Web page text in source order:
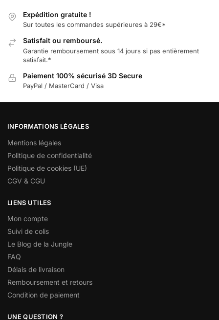
Expédition gratuite !
Sur toutes les commandes supérieures à 29€*
Satisfait ou remboursé.
Garantie remboursement sous 14 jours si pas entièrement
satisfait.*
Paiement 100% sécurisé 3D Secure
PayPal / MasterCard / Visa
INFORMATIONS LÉGALES
Mentions légales
Politique de confidentialité
Politique de cookies (UE)
CGV & CGU
LIENS UTILES
Mon compte
Suivi de colis
Le Blog de la Jungle
FAQ
Délais de livraison
Remboursement et retours
Condition de paiement
UNE QUESTION ?